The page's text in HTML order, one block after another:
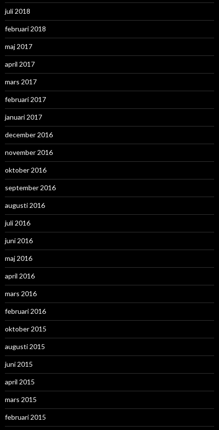
juli 2018
februari 2018
maj 2017
april 2017
mars 2017
februari 2017
januari 2017
december 2016
november 2016
oktober 2016
september 2016
augusti 2016
juli 2016
juni 2016
maj 2016
april 2016
mars 2016
februari 2016
oktober 2015
augusti 2015
juni 2015
april 2015
mars 2015
februari 2015